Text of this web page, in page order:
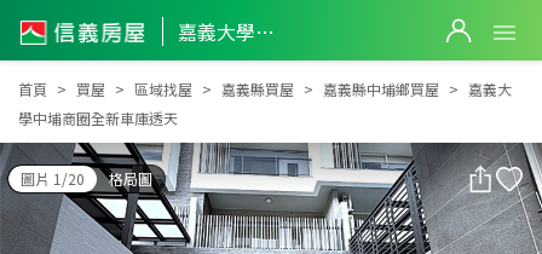
嘉義大學中埔商圈全新車庫透天
嘉義大學中埔商圈全新車庫透天
首頁 買屋 區域找屋 嘉義縣買屋 嘉義縣中埔鄉買屋
嘉義大
學中埔商圈全新車庫透天
圖片 1/20 格局圖